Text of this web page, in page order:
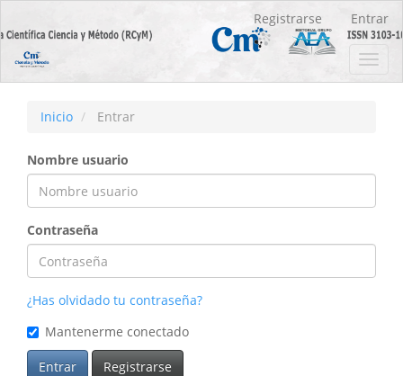
principal
Contenido
principal
Barra
Registrarse Entrar
Inicio Entrar
Nombre usuario
Contraseña
¿Has olvidado tu contraseña?
Mantenerme conectado
Entrar Registrarse